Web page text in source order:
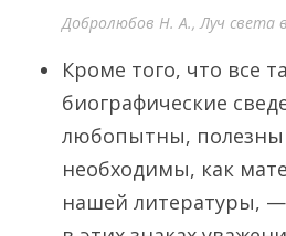
Добролюбов Н. А., Луч света
Кроме того, что все
биографические
любопытны, полезны
необходимы, как
нашей литературы,